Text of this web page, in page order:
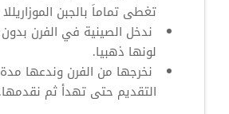
تغطى تماماَ بالجبن
ندخل الصينية في الفرن
لونها ذهبيا.
نخرجها من الفرن وندعها
التقديم حتى تهدأ ثم نقدمها.